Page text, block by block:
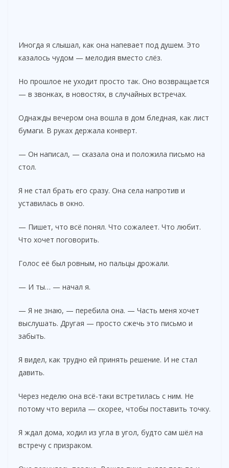
Иногда я слышал, как она напевает под душем. Это
казалось чудом — мелодия вместо слёз.
Но прошлое не уходит просто так. Оно возвращается
— в звонках, в новостях, в случайных встречах.
Однажды вечером она вошла в дом бледная, как лист
бумаги. В руках держала конверт.
— Он написал, — сказала она и положила письмо на
стол.
Я не стал брать его сразу. Она села напротив и
уставилась в окно.
— Пишет, что всё понял. Что сожалеет. Что любит.
Что хочет поговорить.
Голос её был ровным, но пальцы дрожали.
— И ты… — начал я.
— Я не знаю, — перебила она. — Часть меня хочет
выслушать. Другая — просто сжечь это письмо и
забыть.
Я видел, как трудно ей принять решение. И не стал
давить.
Через неделю она всё-таки встретилась с ним. Не
потому что верила — скорее, чтобы поставить точку.
Я ждал дома, ходил из угла в угол, будто сам шёл на
встречу с призраком.